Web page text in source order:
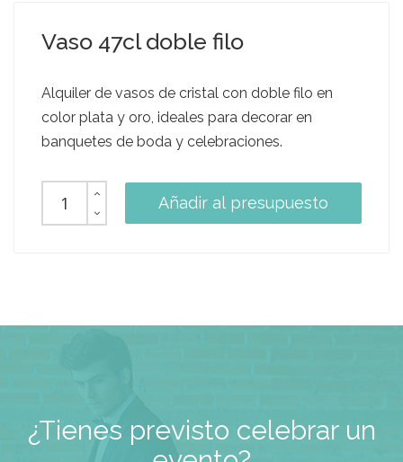
Vaso 47cl doble filo
Alquiler de vasos de cristal con doble filo en
color plata y oro, ideales para decorar en
banquetes de boda y celebraciones.
Añadir al presupuesto
¿Tienes previsto celebrar un